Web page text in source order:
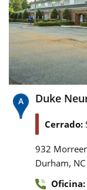
Duke
Cerrado:
932
Durham, NC
Oficina: